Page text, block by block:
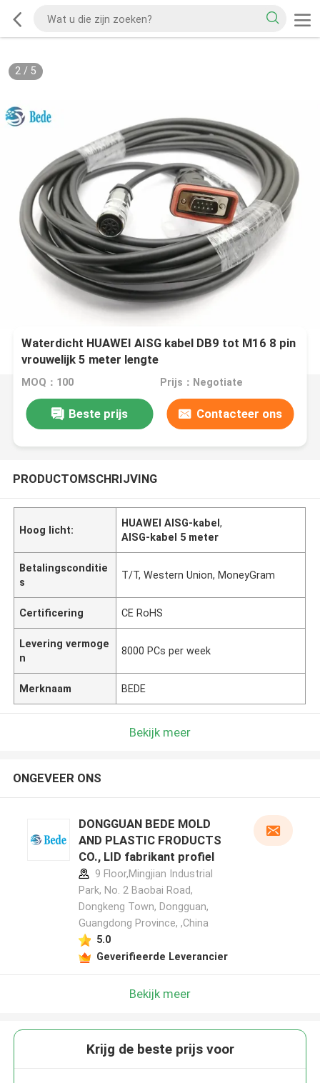
2/ 5
Waterdicht HUAWEI AISG kabel DB9 tot M16 8 pin
vrouwelijk 5 meter lengte
MOQ：100 Prijs：Negotiate
Beste prijs Contacteer ons
PRODUCTOMSCHRIJVING
Hoog licht:
HUAWEI AISG-kabel,
AISG-kabel 5 meter
Betalingsconditie
s
T/T, Western Union, MoneyGram
Certificering CE RoHS
Levering vermoge
n
8000 PCs per week
Merknaam BEDE
Bekijk meer
ONGEVEER ONS
DONGGUAN BEDE MOLD
AND PLASTIC FRODUCTS
CO., LID fabrikant profiel
9 Floor,Mingjian Industrial
Park, No. 2 Baobai Road,
Dongkeng Town, Dongguan,
Guangdong Province, ,China
5.0
Geverifieerde Leverancier
Bekijk meer
Krijg de beste prijs voor